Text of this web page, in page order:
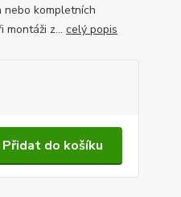
nebo kompletních
montáži z... celý popis
Přidat do košíku